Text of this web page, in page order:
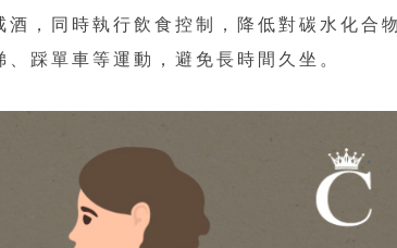
，同時執行飲食控制，降低對碳水化合
踩單車等運動，避免長時間久坐。